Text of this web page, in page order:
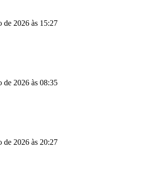
de 2026 às 15:27
de 2026 às 08:35
de 2026 às 20:27